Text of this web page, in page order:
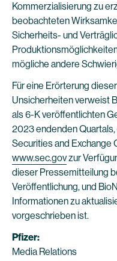
Kommerzialisierung zu
beobachteten
Sicherheits- und
mögliche andere
Für eine Erörterung
Unsicherheiten verweist
als 6-K veröffentlichten
2023 endenden
Securities and Exchange
www.sec.govzur
dieser Pressemitteilung
Veröffentlichung, und
Informationen zu
vorgeschrieben ist.
Pfizer:
Media Relations